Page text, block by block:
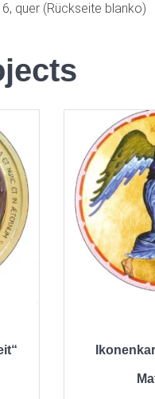
quer (Rückseite blanko)